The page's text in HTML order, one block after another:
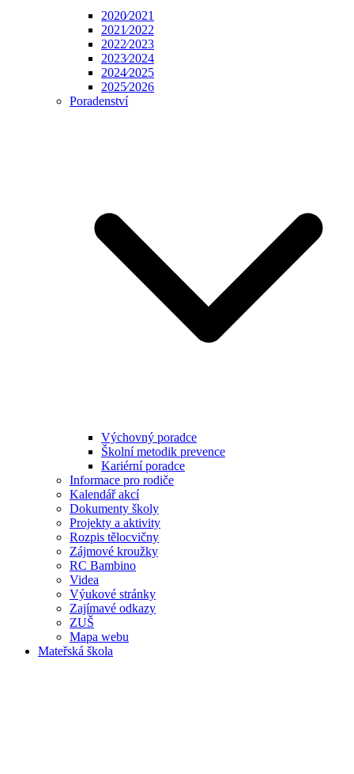
2020⁄2021
2021⁄2022
2022⁄2023
2023⁄2024
2024⁄2025
2025⁄2026
Poradenství
Výchovný poradce
Školní metodik prevence
Kariérní poradce
Informace pro rodiče
Kalendář akcí
Dokumenty školy
Projekty a aktivity
Rozpis tělocvičny
Zájmové kroužky
RC Bambino
Videa
Výukové stránky
Zajímavé odkazy
ZUŠ
Mapa webu
Mateřská škola